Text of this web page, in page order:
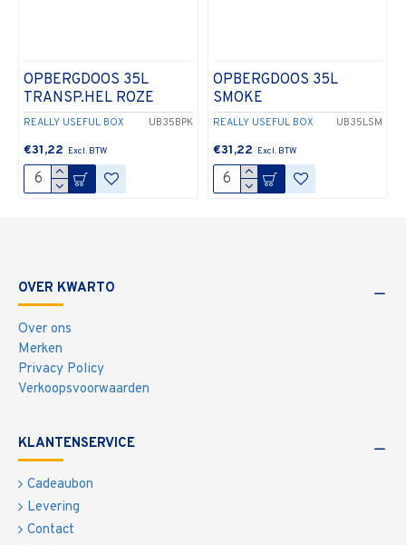
REALLY USEFUL BOX UB35BPK
OPBERGDOOS 35L
TRANSP.HEL ROZE
€31,22
REALLY USEFUL BOX UB35LSM
OPBERGDOOS 35L
SMOKE
€31,22
OVER KWARTO
Over ons
Merken
Privacy Policy
Verkoopsvoorwaarden
KLANTENSERVICE
Cadeaubon
Levering
Contact